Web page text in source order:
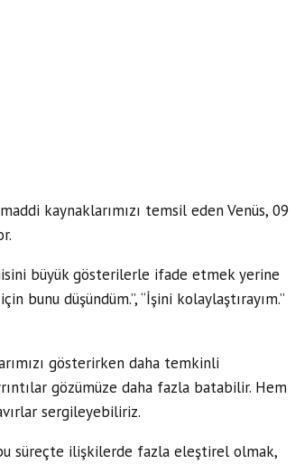
kaynaklarımızı temsil eden Venüs, 09
büyük gösterilerle ifade etmek yerine
bunu düşündüm.”, “İşini kolaylaştırayım.”
gösterirken daha temkinli
gözümüze daha fazla batabilir. Hem
sergileyebiliriz.
süreçte ilişkilerde fazla eleştirel olmak,